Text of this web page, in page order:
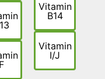
F
Vitamin
B14
Vitamin
I/J